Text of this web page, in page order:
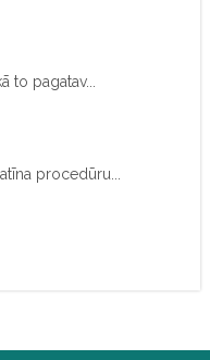
to pagatav...
procedūru...